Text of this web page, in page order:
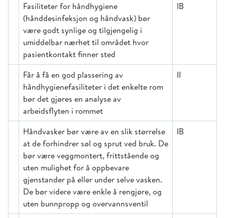
Fasiliteter for håndhygiene
(hånddesinfeksjon og håndvask) bør
være godt synlige og tilgjengelig i
umiddelbar nærhet til området hvor
pasientkontakt finner sted
IB
Får å få en god plassering av
håndhygienefasiliteter i det enkelte rom
bør det gjøres en analyse av
arbeidsflyten i rommet
II
Håndvasker bør være av en slik størrelse
at de forhindrer søl og sprut ved bruk. De
bør være veggmontert, frittstående og
uten mulighet for å oppbevare
gjenstander på eller under selve vasken.
De bør videre være enkle å rengjøre, og
uten bunnpropp og overvannsventil
IB